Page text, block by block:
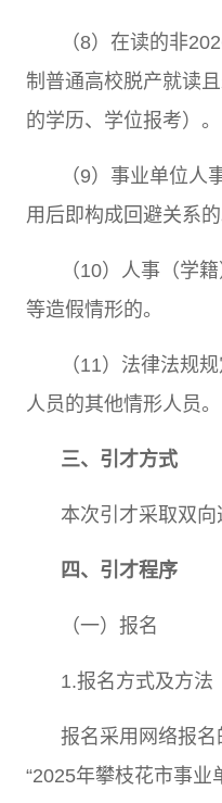
（8）在读的非
制普通高校脱产就读
的学历、学位报考）。
（9）事业单位人
用后即构成回避关系的
（10）人事（学
等造假情形的。
（11）法律法规
人员的其他情形人员。
三、引才方式
本次引才采取双向
四、引才程序
（一）报名
1.报名方式及方法
报名采用网络报
“2025年攀枝花市事业